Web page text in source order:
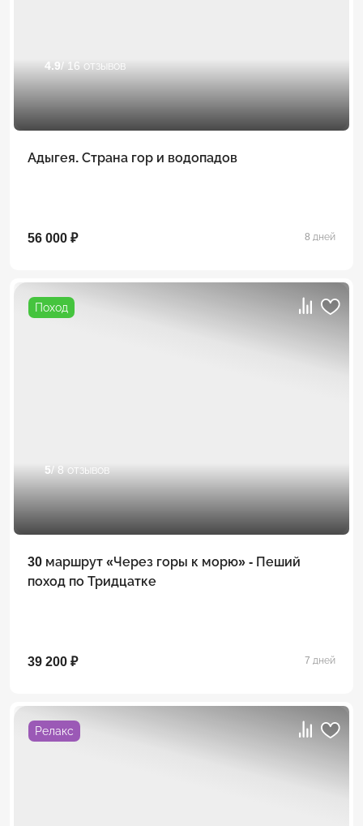
4.9/ 16 отзывов
Адыгея. Страна гор и водопадов
56 000 ₽ 8 дней
Поход
5/ 8 отзывов
30 маршрут «Через горы к морю» - Пеший
поход по Тридцатке
39 200 ₽ 7 дней
Релакс